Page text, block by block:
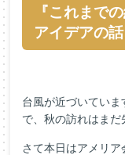
『これまで
アイデアの話
台風が近づいてい
で、秋の訪れはまだ
さて本日はアメリア